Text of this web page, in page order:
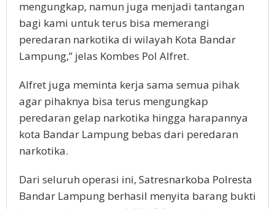
mengungkap, namun juga menjadi tantangan
bagi kami untuk terus bisa memerangi
peredaran narkotika di wilayah Kota Bandar
Lampung,” jelas Kombes Pol Alfret.
Alfret juga meminta kerja sama semua pihak
agar pihaknya bisa terus mengungkap
peredaran gelap narkotika hingga harapannya
kota Bandar Lampung bebas dari peredaran
narkotika.
Dari seluruh operasi ini, Satresnarkoba Polresta
Bandar Lampung berhasil menyita barang bukti